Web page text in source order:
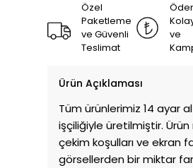
Özel
Paketleme
ve Güvenli
Teslimat
ve
Ürün Açıklaması
Tüm ürünlerimiz 14 ayar
işçiliğiyle üretilmiştir.
çekim koşulları ve ekran
görsellerden bir miktar